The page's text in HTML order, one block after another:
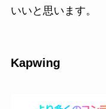
いいと思います。
Kapwing